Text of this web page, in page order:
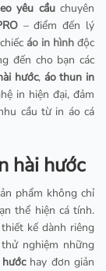
yêu cầuchuyên
– điểm đến lý
áo in hìnhđộc
đến cho bạn các
hước, áo thun in
in hiện đại, đảm
cầu từ in áo cá
hài hước
phẩm không chỉ
thể hiện cá tính.
kế dành riêng
nghiệm những
hay đơn giản